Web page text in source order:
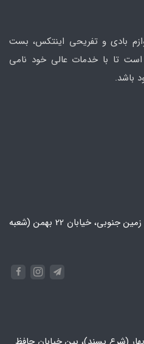
بادی و تفریحی اینتکس، بست
تا با خدمات عالی خود نامی
باشد.
تهران، پونک، خیابان ایران زمین جنوبی، خیابان 22 بهمن (شعبه